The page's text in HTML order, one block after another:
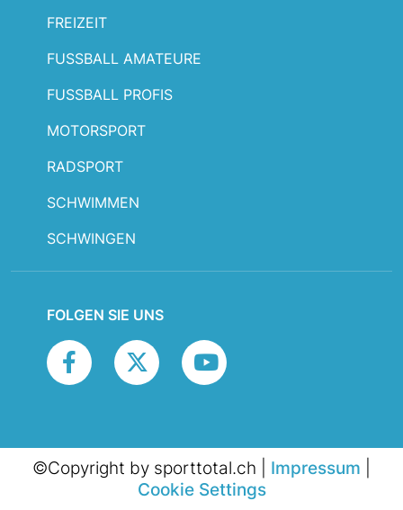
FREIZEIT
FUSSBALL AMATEURE
FUSSBALL PROFIS
MOTORSPORT
RADSPORT
SCHWIMMEN
SCHWINGEN
FOLGEN SIE UNS
©Copyright by sporttotal.ch | Impressum
Cookie Settings